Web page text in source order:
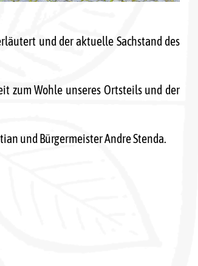
und der aktuelle Sachstand des
zum Wohle unseres Ortsteils und der
und Bürgermeister Andre Stenda.